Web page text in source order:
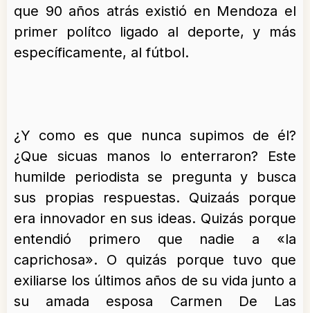
que 90 años atrás existió en Mendoza el
primer polítco ligado al deporte, y más
específicamente, al fútbol.
¿Y como es que nunca supimos de él?
¿Que sicuas manos lo enterraron? Este
humilde periodista se pregunta y busca
sus propias respuestas. Quizaás porque
era innovador en sus ideas. Quizás porque
entendió primero que nadie a «la
caprichosa». O quizás porque tuvo que
exiliarse los últimos años de su vida junto a
su amada esposa Carmen De Las